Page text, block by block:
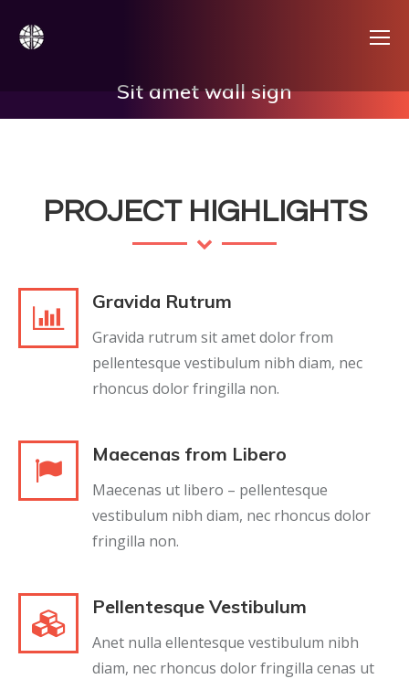
Sit amet wall sign
PROJECT HIGHLIGHTS
Gravida Rutrum
Gravida rutrum sit amet dolor from
pellentesque vestibulum nibh diam, nec
rhoncus dolor fringilla non.
Maecenas from Libero
Maecenas ut libero – pellentesque
vestibulum nibh diam, nec rhoncus dolor
fringilla non.
Pellentesque Vestibulum
Anet nulla ellentesque vestibulum nibh
diam, nec rhoncus dolor fringilla cenas ut